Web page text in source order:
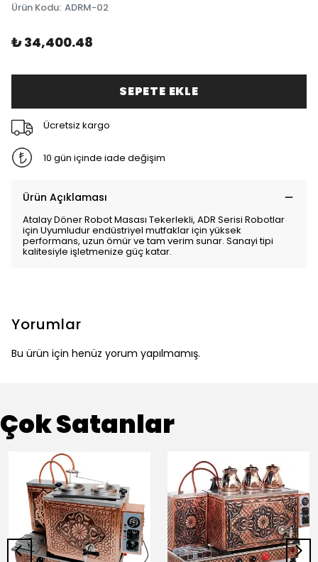
Ürün Kodu: ADRM-02
₺ 34,400.48
SEPETE EKLE
Ücretsiz kargo
10 gün içinde iade değişim
Ürün Açıklaması
Atalay Döner Robot Masası Tekerlekli, ADR Serisi Robotlar
için Uyumludur endüstriyel mutfaklar için yüksek
performans, uzun ömür ve tam verim sunar. Sanayi tipi
kalitesiyle işletmenize güç katar.
Yorumlar
Bu ürün için henüz yorum yapılmamış.
Çok Satanlar